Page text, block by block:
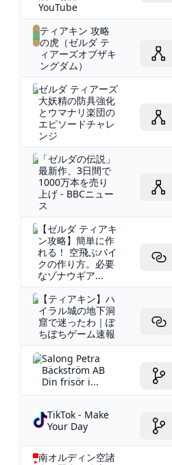
YouTube
ティアキン 攻略
の虎（ゼルダ テ
ィアーズオブザキ
ングダム）
ゼルダ ティアーズ
大妖精の防具強化
とウマナリ楽団の
エピソードチャレ
ンジ
「ゼルダの伝説」
最新作、3日間で
1000万本を売り
上げ - BBCニュー
ス
【ゼルダ ティアキ
ン攻略】簡単に作
れる！ 空飛ぶバイ
クの作り方。必要
なゾナウギア...
【ティアキン】ハ
イラル城の地下洞
窟で迷ったわ｜ぽ
ちぽちゲーム速報
Salong Petra
Bäckström AB
Din frisör i...
TikTok - Make
Your Day
南オルディン空諸